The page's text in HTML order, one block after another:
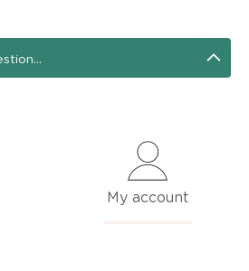
My account